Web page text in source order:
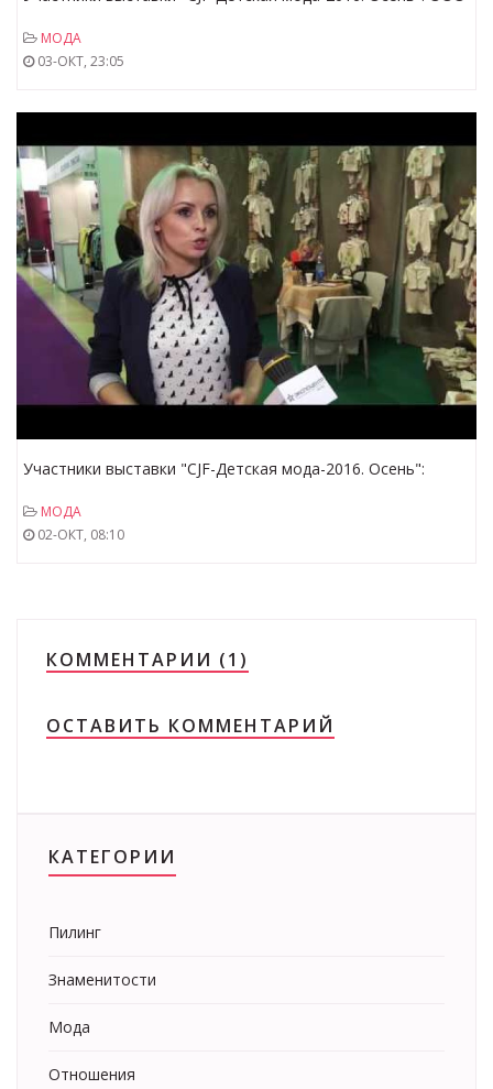
МОДА
03-ОКТ, 23:05
Участники выставки "CJF-Детская мода-2016. Осень":
МОДА
02-ОКТ, 08:10
КОММЕНТАРИИ (1)
ОСТАВИТЬ КОММЕНТАРИЙ
КАТЕГОРИИ
Пилинг
Знаменитости
Мода
Отношения